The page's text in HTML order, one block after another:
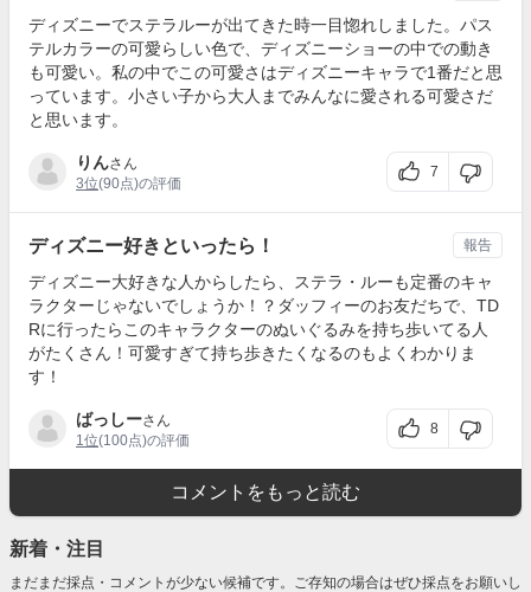
ディズニーでステラルーが出てきた時一目惚れしました。パス
テルカラーの可愛らしい色で、ディズニーショーの中での動き
も可愛い。私の中でこの可愛さはディズニーキャラで1番だと思
っています。小さい子から大人までみんなに愛される可愛さだ
と思います。
りんさん
3位(90点)の評価
7
ディズニー好きといったら！
ディズニー大好きな人からしたら、ステラ・ルーも定番のキャ
ラクターじゃないでしょうか！？ダッフィーのお友だちで、TD
Rに行ったらこのキャラクターのぬいぐるみを持ち歩いてる人
がたくさん！可愛すぎて持ち歩きたくなるのもよくわかりま
す！
ばっしーさん
1位(100点)の評価
8
報告
コメントをもっと読む
新着・注目
まだまだ採点・コメントが少ない候補です。ご存知の場合はぜひ採点をお願いし